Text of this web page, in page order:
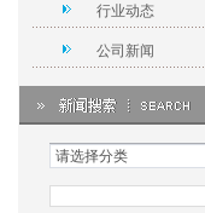
请选择分类
行业动态
公司新闻